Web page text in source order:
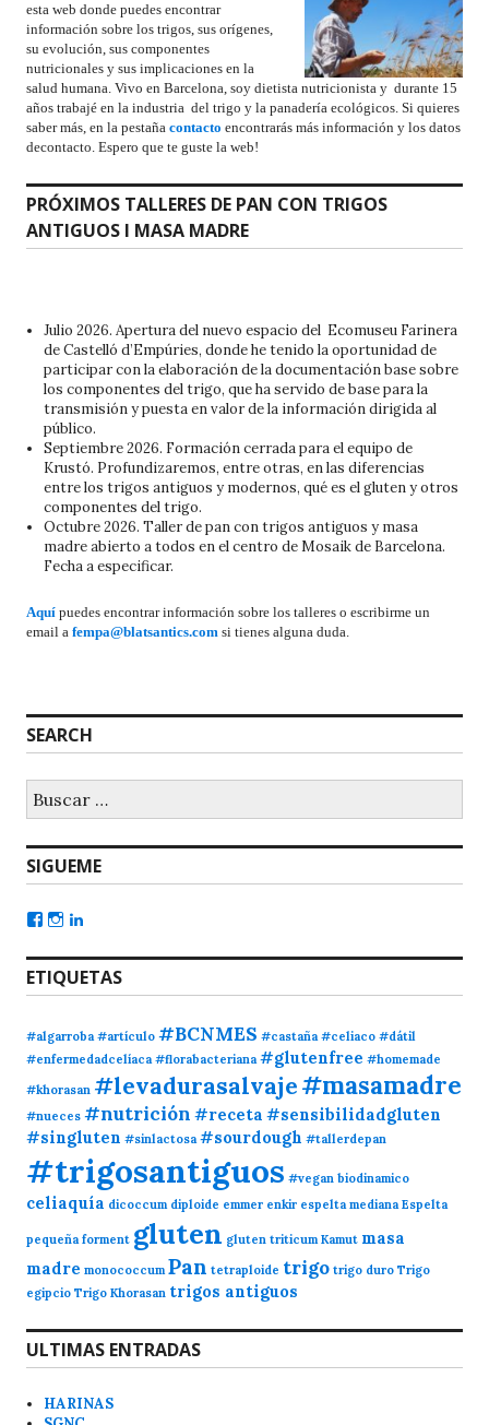
esta web donde puedes encontrar
información sobre los trigos, sus orígenes,
su evolución, sus componentes
nutricionales y sus implicaciones en la
salud humana. Vivo en Barcelona, soy dietista nutricionista y durante 15
años trabajé en la industria del trigo y la panadería ecológicos. Si quieres
saber más, en la pestaña contacto encontrarás más información y los datos
decontacto. Espero que te guste la web!
PRÓXIMOS TALLERES DE PAN CON TRIGOS
ANTIGUOS I MASA MADRE
Julio 2026. Apertura del nuevo espacio del Ecomuseu Farinera
de Castelló d’Empúries, donde he tenido la oportunidad de
participar con la elaboración de la documentación base sobre
los componentes del trigo, que ha servido de base para la
transmisión y puesta en valor de la información dirigida al
público.
Septiembre 2026. Formación cerrada para el equipo de
Krustó. Profundizaremos, entre otras, en las diferencias
entre los trigos antiguos y modernos, qué es el gluten y otros
componentes del trigo.
Octubre 2026. Taller de pan con trigos antiguos y masa
madre abierto a todos en el centro de Mosaik de Barcelona.
Fecha a especificar.
Aquí puedes encontrar información sobre los talleres o escribirme un
email a fempa@blatsantics.com si tienes alguna duda.
SEARCH
SIGUEME
ETIQUETAS
#algarroba #artículo #BCNMES #castaña #celiaco #dátil
#enfermedadcelíaca #florabacteriana #glutenfree #homemade
#khorasan #levadurasalvaje#masamadre
#nueces #nutrición #receta #sensibilidadgluten
#singluten #sinlactosa #sourdough #tallerdepan
#trigosantiguos #vegan biodinamico
celiaquía dicoccum diploide emmer enkir espelta mediana Espelta
pequeña forment gluten gluten triticum Kamut masa
madre monococcum Pan tetraploide trigo trigo duro Trigo
egipcio Trigo Khorasan trigos antiguos
ULTIMAS ENTRADAS
HARINAS